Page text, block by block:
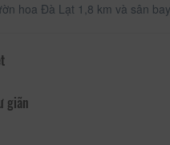
hoa Đà Lạt 1,8 km và sân
giãn